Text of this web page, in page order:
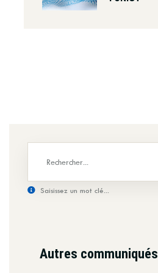
Saisissez un mot clé...
Autres communiqués